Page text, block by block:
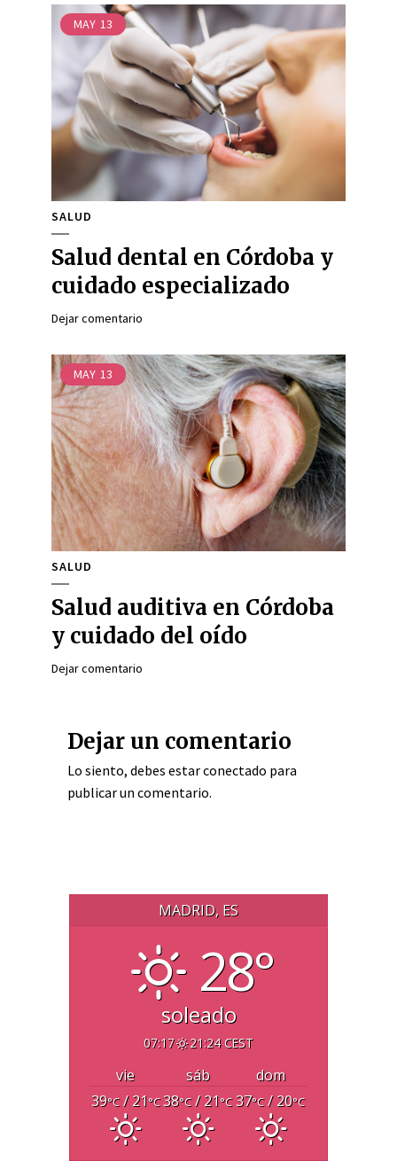
MAY 13
SALUD
Salud dental en Córdoba y
cuidado especializado
Dejar comentario
MAY 13
SALUD
Salud auditiva en Córdoba
y cuidado del oído
Dejar comentario
Dejar un comentario
Lo siento, debes estarconectado para
publicar un comentario.
MADRID, ES
28°
soleado
07:17 21:24 CEST
vie sáb
dom
39°C/ 21°C38°C/ 21°C 37°C/ 20°C